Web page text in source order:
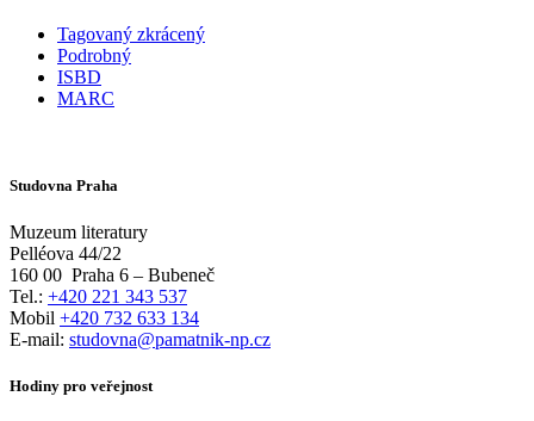
Tagovaný zkrácený
Podrobný
ISBD
MARC
Studovna Praha
Muzeum literatury
Pelléova 44/22
160 00 Praha 6 – Bubeneč
Tel.: +420 221 343 537
Mobil +420 732 633 134
E-mail: studovna@pamatnik-np.cz
Hodiny pro veřejnost